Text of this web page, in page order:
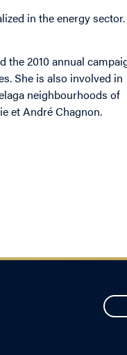
in the energy sector.
2010 annual
She is also involved in
neighbourhoods of
et André Chagnon.